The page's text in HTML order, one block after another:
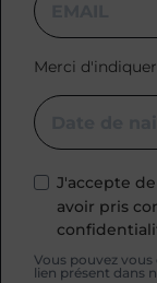
Merci
J'accepte
avoir pris
Vous pouvez
lien présent dans